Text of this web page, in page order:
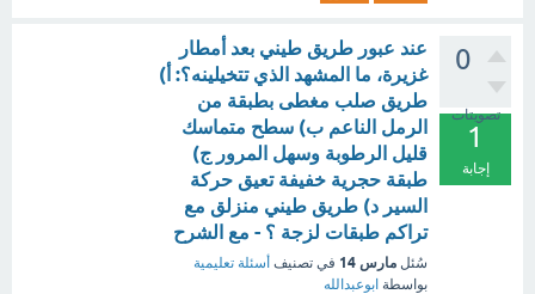
0
تصويتات
1
إجابة
عند عبور طريق طيني بعد أمطار
غزيرة، ما المشهد الذي تتخيلينه؟: أ)
طريق صلب مغطى بطبقة من
الرمل الناعم ب) سطح متماسك
قليل الرطوبة وسهل المرور ج)
طبقة حجرية خفيفة تعيق حركة
السير د) طريق طيني منزلق مع
تراكم طبقات لزجة ؟ - مع الشرح
سُئل مارس 14 في تصنيف أسئلة تعليمية
بواسطة ابوعبدالله